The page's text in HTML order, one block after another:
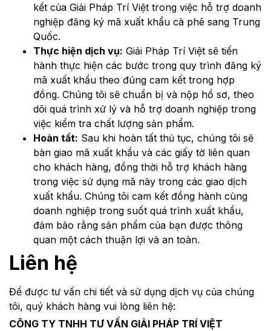
kết của Giải Pháp Trí Việt trong việc hỗ trợ doanh
nghiệp đăng ký mã xuất khẩu cà phê sang Trung
Quốc.
Thực hiện dịch vụ: Giải Pháp Trí Việt sẽ tiến
hành thực hiện các bước trong quy trình đăng ký
mã xuất khẩu theo đúng cam kết trong hợp
đồng. Chúng tôi sẽ chuẩn bị và nộp hồ sơ, theo
dõi quá trình xử lý và hỗ trợ doanh nghiệp trong
việc kiểm tra chất lượng sản phẩm.
Hoàn tất: Sau khi hoàn tất thủ tục, chúng tôi sẽ
bàn giao mã xuất khẩu và các giấy tờ liên quan
cho khách hàng, đồng thời hỗ trợ khách hàng
trong việc sử dụng mã này trong các giao dịch
xuất khẩu. Chúng tôi cam kết đồng hành cùng
doanh nghiệp trong suốt quá trình xuất khẩu,
đảm bảo rằng sản phẩm của bạn được thông
quan một cách thuận lợi và an toàn.
Liên hệ
Để được tư vấn chi tiết và sử dụng dịch vụ của chúng
tôi, quý khách hàng vui lòng liên hệ:
CÔNG TY TNHH TƯ VẤN GIẢI PHÁP TRÍ VIỆT